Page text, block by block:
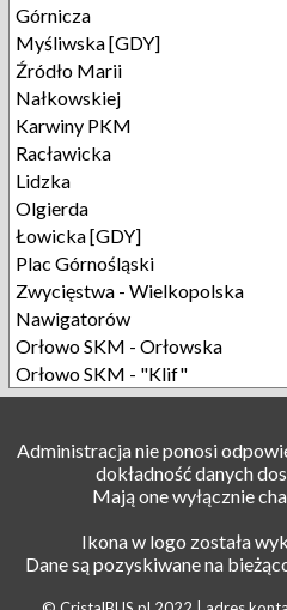
Górnicza
Myśliwska [GDY]
Źródło Marii
Nałkowskiej
Karwiny PKM
Racławicka
Lidzka
Olgierda
Łowicka [GDY]
Plac Górnośląski
Zwycięstwa - Wielkopolska
Nawigatorów
Orłowo SKM - Orłowska
Orłowo SKM - "Klif"
Administracja nie ponosi
dokładność danych
Mają one wyłącznie
Ikona w logo została
Dane są pozyskiwane na